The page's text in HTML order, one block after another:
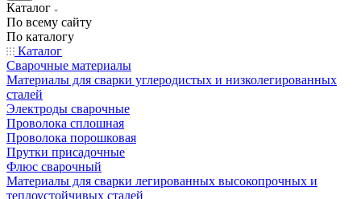
Каталог
По всему сайту
По каталогу
Каталог
Сварочные материалы
Материалы для сварки углеродистых и низколегированных
сталей
Электроды сварочные
Проволока сплошная
Проволока порошковая
Прутки присадочные
Флюс сварочный
Материалы для сварки легированных высокопрочных и
теплоустойчивых сталей